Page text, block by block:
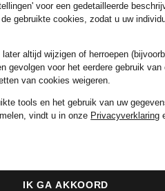
€
voor een gedetailleerde
gebruikte cookies, zodat u uw
altijd wijzigen of herroepen
gevolgen voor het eerdere gebruik van
van cookies weigeren.
tools en het gebruik van uw
vindt u in onze Privacyverklaring
IK GA AKKOORD